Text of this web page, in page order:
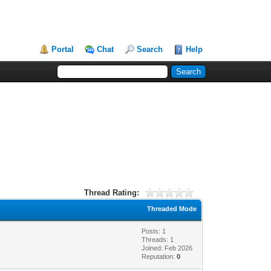
Portal Chat Search Help
Thread Rating:
Threaded Mode
Posts: 1
Threads: 1
Joined: Feb 2026
Reputation:0